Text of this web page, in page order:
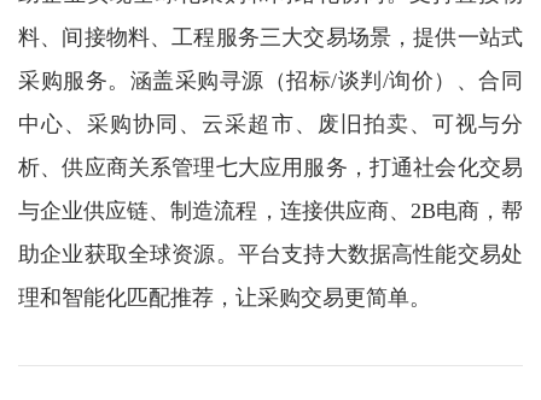
料、间接物料、工程服务三大交易场景，提供一站式
采购服务。涵盖采购寻源（招标/谈判/询价）、合同
中心、采购协同、云采超市、废旧拍卖、可视与分
析、供应商关系管理七大应用服务，打通社会化交易
与企业供应链、制造流程，连接供应商、2B电商，帮
助企业获取全球资源。平台支持大数据高性能交易处
理和智能化匹配推荐，让采购交易更简单。